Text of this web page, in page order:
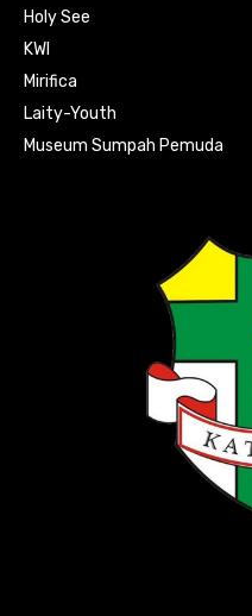
Holy See
KWI
Mirifica
Laity-Youth
Museum Sumpah Pemuda